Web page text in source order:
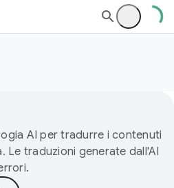
AI per tradurre i contenuti
Le traduzioni generate dall'AI